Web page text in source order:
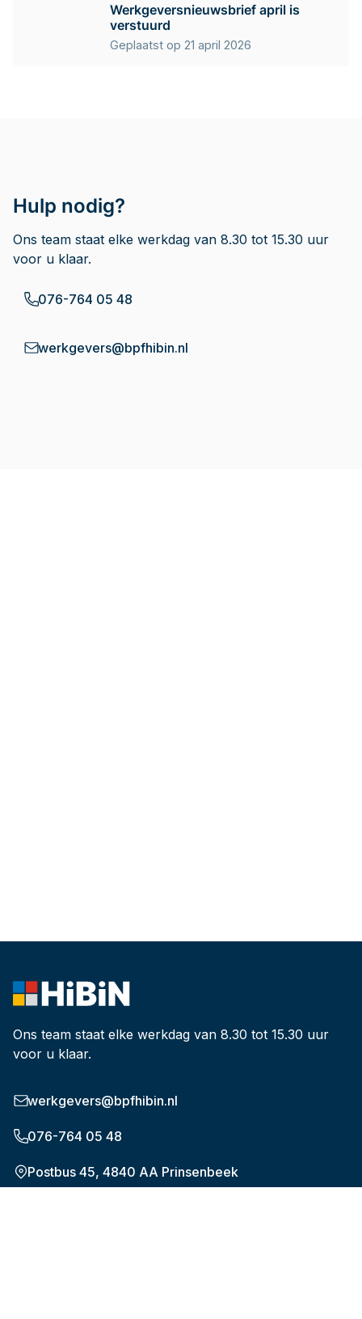
Werkgeversnieuwsbrief april is
verstuurd
Geplaatst op 21 april 2026
Hulp nodig?
Ons team staat elke werkdag van 8.30 tot 15.30 uur
voor u klaar.
076-764 05 48
werkgevers@bpfhibin.nl
Ons team staat elke werkdag van 8.30 tot 15.30 uur
voor u klaar.
werkgevers@bpfhibin.nl
076-764 05 48
Postbus 45, 4840 AA Prinsenbeek